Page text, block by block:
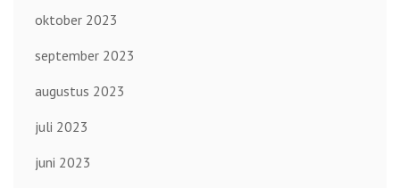
oktober 2023
september 2023
augustus 2023
juli 2023
juni 2023